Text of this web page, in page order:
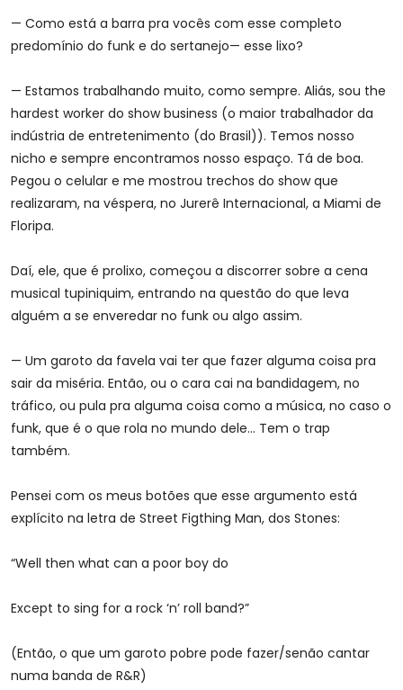
— Como está a barra pra vocês com esse completo
predomínio do funk e do sertanejo— esse lixo?
— Estamos trabalhando muito, como sempre. Aliás, sou the
hardest worker do show business (o maior trabalhador da
indústria de entretenimento (do Brasil)). Temos nosso
nicho e sempre encontramos nosso espaço. Tá de boa.
Pegou o celular e me mostrou trechos do show que
realizaram, na véspera, no Jurerê Internacional, a Miami de
Floripa.
Daí, ele, que é prolixo, começou a discorrer sobre a cena
musical tupiniquim, entrando na questão do que leva
alguém a se enveredar no funk ou algo assim.
— Um garoto da favela vai ter que fazer alguma coisa pra
sair da miséria. Então, ou o cara cai na bandidagem, no
tráfico, ou pula pra alguma coisa como a música, no caso o
funk, que é o que rola no mundo dele… Tem o trap
também.
Pensei com os meus botões que esse argumento está
explícito na letra de Street Figthing Man, dos Stones:
“Well then what can a poor boy do
Except to sing for a rock ‘n’ roll band?”
(Então, o que um garoto pobre pode fazer/senão cantar
numa banda de R&R)